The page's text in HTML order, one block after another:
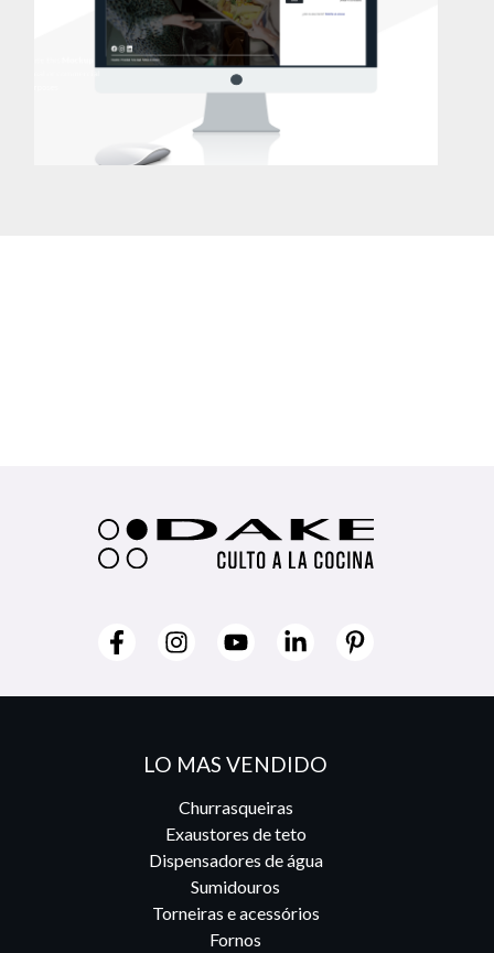
LO MAS VENDIDO
Churrasqueiras
Exaustores de teto
Dispensadores de água
Sumidouros
Torneiras e acessórios
Fornos